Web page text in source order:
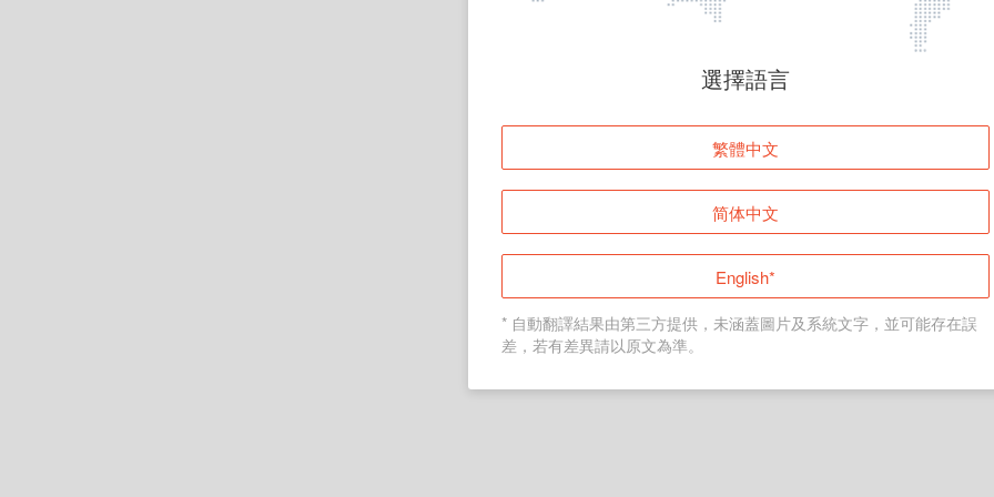
頁面無法顯示
登入
返回首頁
選擇語言
繁體中文
简体中文
English*
* 自動翻譯結果由第三方提供，未涵蓋圖片及系統文字，並可能存在誤
差，若有差異請以原文為準。